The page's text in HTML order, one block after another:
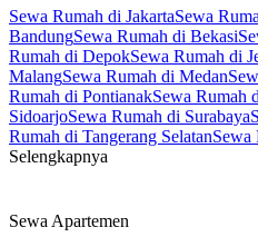
Sewa Rumah di JakartaSewa
BandungSewa Rumah di Bekasi
Rumah di DepokSewa Rumah di
MalangSewa Rumah di Medan
Rumah di PontianakSewa Rumah
SidoarjoSewa Rumah di Surabaya
Rumah di Tangerang SelatanSewa
Selengkapnya
Sewa Apartemen